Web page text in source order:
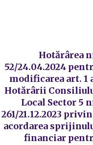
Hotărârea
52/24.04.2024
modificarea art. 1
Hotărârii
Local Sector 5
261/21.12.2023
acordarea
financiar